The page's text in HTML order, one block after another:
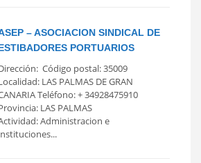
– ASOCIACION SINDICAL DE
PORTUARIOS
Código postal: 35009
LAS PALMAS DE GRAN
Teléfono: + 34928475910
LAS PALMAS
Administracion e